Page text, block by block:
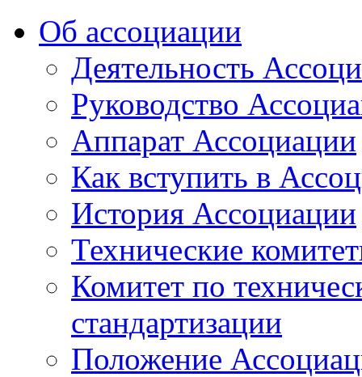
Об ассоциации
Деятельность
Руководство
Аппарат Ассоциации
Как вступить в
История Ассоциации
Технические
Комитет по
стандартизации
Положение